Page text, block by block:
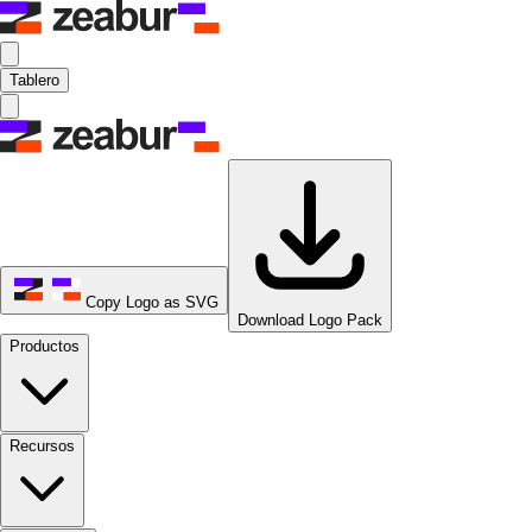
Tablero
Copy Logo as SVG
Download Logo Pack
Productos
Recursos